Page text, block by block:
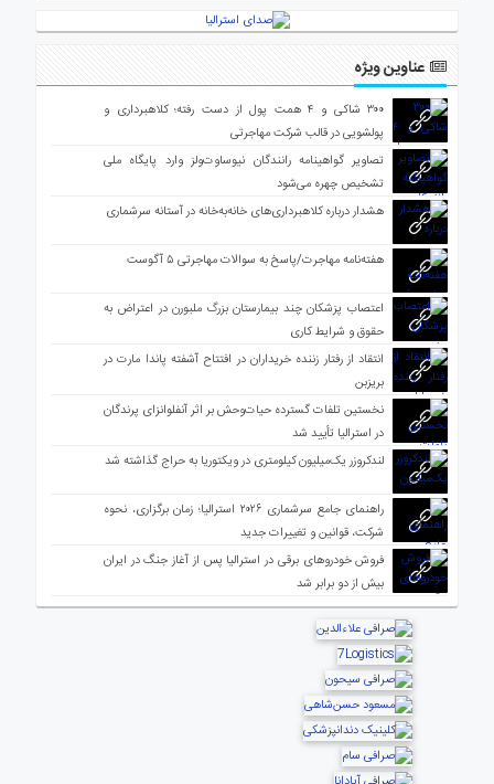
عناوین ویژه
۳۰۰ شاکی و ۴ همت پول از دست رفته؛ کلاهبرداری و
پولشویی در قالب شرکت مهاجرتی
تصاویر گواهینامه رانندگان نیوساوت‌ولز وارد پایگاه ملی
تشخیص چهره می‌شود
هشدار درباره کلاهبرداری‌های خانه‌به‌خانه در آستانه سرشماری
هفته‌نامه مهاجرت/پاسخ به سوالات مهاجرتی ۵ آگوست
اعتصاب پزشکان چند بیمارستان بزرگ ملبورن در اعتراض به
حقوق و شرایط کاری
انتقاد از رفتار زننده خریداران در افتتاح آشفته پاندا مارت در
بریزبن
نخستین تلفات گسترده حیات‌وحش بر اثر آنفلوانزای پرندگان
در استرالیا تأیید شد
لندکروزر یک‌میلیون کیلومتری در ویکتوریا به حراج گذاشته شد
راهنمای جامع سرشماری ۲۰۲۶ استرالیا؛ زمان برگزاری، نحوه
شرکت، قوانین و تغییرات جدید
فروش خودروهای برقی در استرالیا پس از آغاز جنگ در ایران
بیش از دو برابر شد